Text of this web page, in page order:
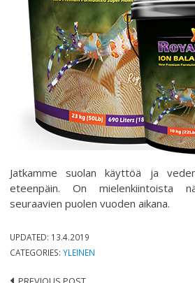
Jatkamme suolan käyttöä ja
eteenpäin. On mielenkiintoista
seuraavien puolen vuoden aikana.
UPDATED: 13.4.2019
CATEGORIES:YLEINEN